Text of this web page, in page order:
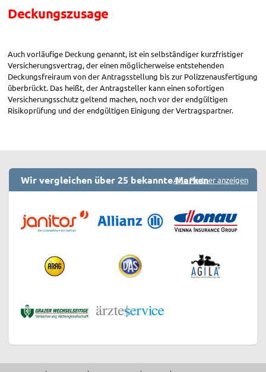
Deckungszusage
Auch vorläufige Deckung genannt, ist ein selbständiger kurzfristiger
Versicherungsvertrag, der einen möglicherweise entstehenden
Deckungsfreiraum von der Antragsstellung bis zur Polizzenausfertigung
überbrückt. Das heißt, der Antragsteller kann einen sofortigen
Versicherungsschutz geltend machen, noch vor der endgültigen
Risikoprüfung und der endgültigen Einigung der Vertragspartner.
Wir vergleichen über 25 bekannte MarkenAlle Partner anzeigen